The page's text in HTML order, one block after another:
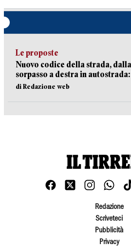
Le proposte
Nuovo codice della strada,
sorpasso a destra in
di Redazione web
Redazione
Scriveteci
Pubblicità
Privacy